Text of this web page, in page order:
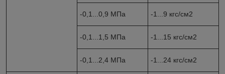
-0,1...0,9 МПа -1...9 кгс/см2
-0,1...1,5 МПа -1...15 кгс/см2
-0,1...2,4 МПа -1...24 кгс/см2